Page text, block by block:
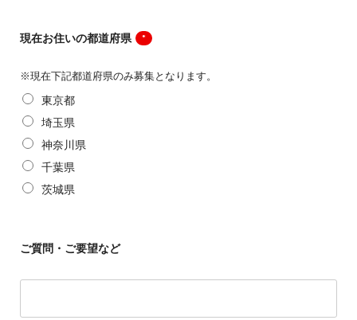
*
現在お住いの都道府県
※現在下記都道府県のみ募集となります。
東京都
埼玉県
神奈川県
千葉県
茨城県
ご質問・ご要望など